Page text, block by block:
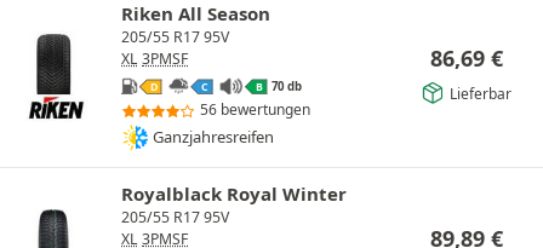
Riken All Season
205/55 R17 95V
XL 3PMSF
D C B 70 db
56 bewertungen
Ganzjahresreifen
86,69 €
Lieferbar
Royalblack Royal Winter
205/55 R17 95V
XL 3PMSF 89,89 €